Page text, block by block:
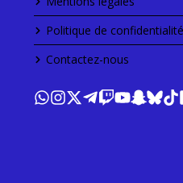
Politique de confidentialité
Contactez-nous